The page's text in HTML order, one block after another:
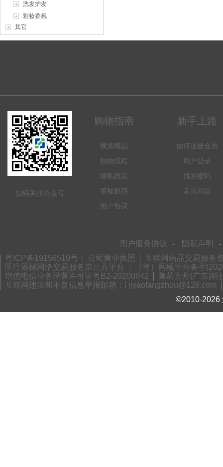
洗发护发
彩妆香氛
其它
扫码关注公众号
购物指南
搜索商品
购物流程
隐私政策
答疑解惑
用户协议
新手上路
如何注册会员
用户登录
找回密码
常见问题
用户服务协议 - 隐私声明
-
粤ICP备19156510号
公司营业执照
互联网药品交易服务
医疗器械网络交易服务第三方平台 ：（粤）网械平台备字
增值电信业务经营许可证粤B2-20200642
集药方舟(广东)科
互联网违法和不良信息举报邮箱：| jiyaofangzhou@126.com
©2010-2026